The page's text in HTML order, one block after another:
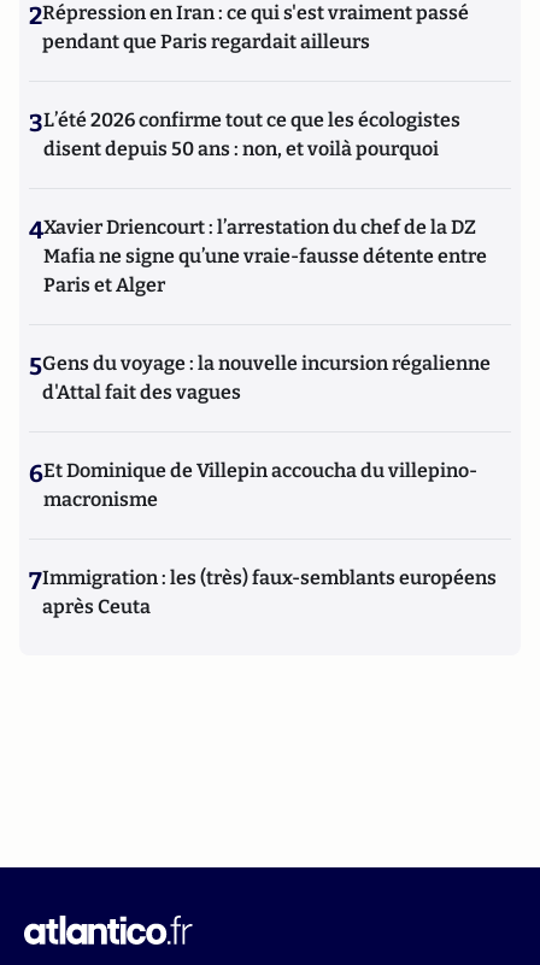
2Répression en Iran : ce qui s'est vraiment passé
pendant que Paris regardait ailleurs
3L’été 2026 confirme tout ce que les écologistes
disent depuis 50 ans : non, et voilà pourquoi
4Xavier Driencourt : l’arrestation du chef de la DZ
Mafia ne signe qu’une vraie-fausse détente entre
Paris et Alger
5Gens du voyage : la nouvelle incursion régalienne
d'Attal fait des vagues
6Et Dominique de Villepin accoucha du villepino-
macronisme
7Immigration : les (très) faux-semblants européens
après Ceuta